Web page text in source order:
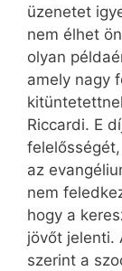
üzenetet
nem élhet
olyan
amely nagy
Riccardi. E
az
nem
hogy a
jövőt jelenti.
szerint a